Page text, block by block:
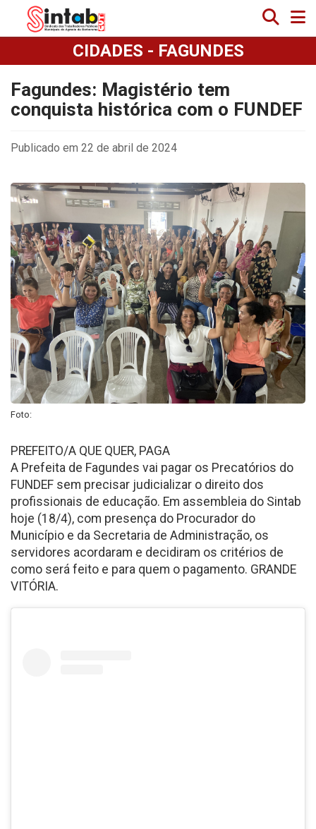
CIDADES - FAGUNDES
Fagundes: Magistério tem
conquista histórica com o FUNDEF
Publicado em 22 de abril de 2024
Foto:
PREFEITO/A QUE QUER, PAGA
A Prefeita de Fagundes vai pagar os Precatórios do
FUNDEF sem precisar judicializar o direito dos
profissionais de educação. Em assembleia do Sintab
hoje (18/4), com presença do Procurador do
Município e da Secretaria de Administração, os
servidores acordaram e decidiram os critérios de
como será feito e para quem o pagamento. GRANDE
VITÓRIA.